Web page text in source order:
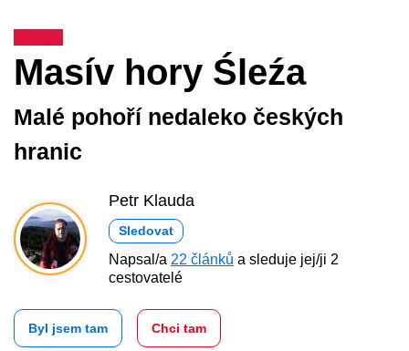
Masív hory Śleźa
Malé pohoří nedaleko českých
hranic
Petr Klauda
Sledovat
Napsal/a 22 článků a sleduje jej/ji 2
cestovatelé
Byl jsem tam Chci tam